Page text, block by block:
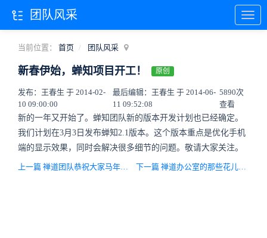
当前位置： 首页 团队风采
新春伊始，蝉知项目开工！ 原创
发布：王春生 于 2014-02-
10 09:00:00
最后编辑：王春生 于 2014-06-
11 09:52:08
5890次
查看
新的一年又开始了。蝉知团队新的版本开发计划也已经确定。
我们计划在3月3日发布蝉知2.1版本。这个版本重点是优化手机
端的显示效果，同时会解决很多细节的问题。敬请大家关注。
上一篇 禅道团队恭祝大家马年春节快乐！马到成功！ 下一篇 禅道办公室的那些花儿。（有图有真相）
团队风采